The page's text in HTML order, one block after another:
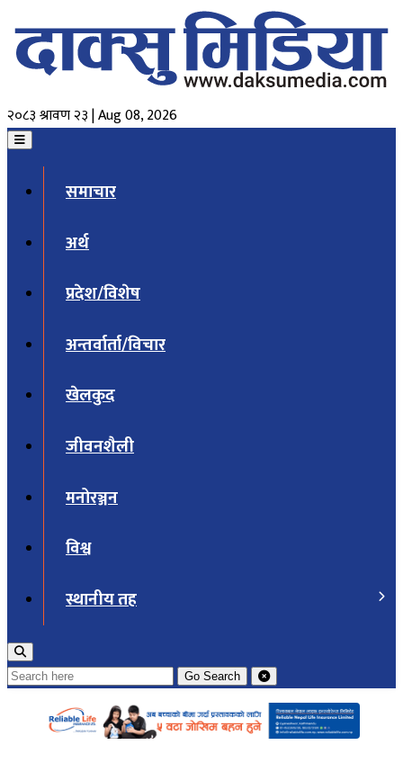
२०८३ श्रावण २३ | Aug 08, 2026
समाचार
अर्थ
प्रदेश/विशेष
अन्तर्वार्ता/विचार
खेलकुद
जीवनशैली
मनोरञ्जन
विश्व
स्थानीय तह
Go Search